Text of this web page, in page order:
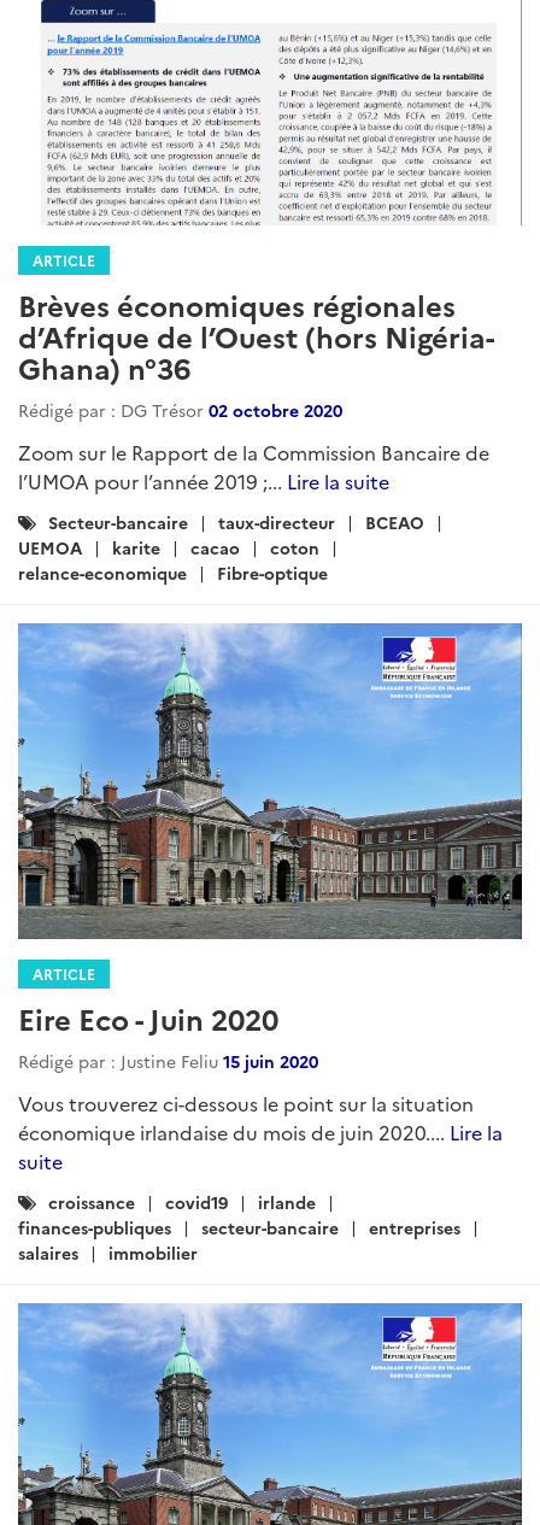
ARTICLE
Brèves économiques régionales
d’Afrique de l’Ouest (hors Nigéria-
Ghana) n°36
Rédigé par : DG Trésor 02 octobre 2020
Zoom sur le Rapport de la Commission Bancaire de
l’UMOA pour l’année 2019 ;... Lire la suite
Catégories
:
Secteur-bancaire taux-directeur
BCEAO
UEMOA
karite cacao
coton
relance-economique
Fibre-optique
ARTICLE
Eire Eco - Juin 2020
Rédigé par : Justine Feliu 15 juin 2020
Vous trouverez ci-dessous le point sur la situation
économique irlandaise du mois de juin 2020.... Lire la
suite
Catégories
:
croissance covid19
irlande
finances-publiques
secteur-bancaire
entreprises
salaires
immobilier